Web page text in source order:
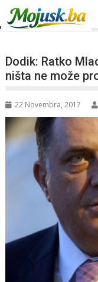
Dodik: Ratko
ništa ne može
22 Novembra, 2017